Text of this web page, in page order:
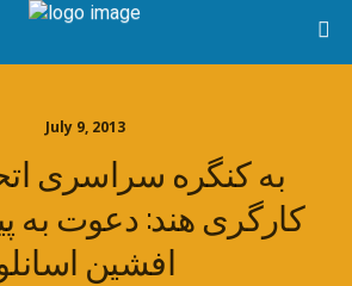
July 9, 2013
به کنگره سراسری
کارگری هند: دعوت به
افشین